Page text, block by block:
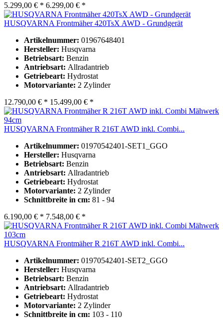
5.299,00 € * 6.299,00 € *
HUSQVARNA Frontmäher 420TsX AWD - Grundgerät
Artikelnummer: 01967648401
Hersteller: Husqvarna
Betriebsart: Benzin
Antriebsart: Allradantrieb
Getriebeart: Hydrostat
Motorvariante: 2 Zylinder
12.790,00 € * 15.499,00 € *
HUSQVARNA Frontmäher R 216T AWD inkl. Combi...
Artikelnummer: 01970542401-SET1_GGO
Hersteller: Husqvarna
Betriebsart: Benzin
Antriebsart: Allradantrieb
Getriebeart: Hydrostat
Motorvariante: 2 Zylinder
Schnittbreite in cm: 81 - 94
6.190,00 € * 7.548,00 € *
HUSQVARNA Frontmäher R 216T AWD inkl. Combi...
Artikelnummer: 01970542401-SET2_GGO
Hersteller: Husqvarna
Betriebsart: Benzin
Antriebsart: Allradantrieb
Getriebeart: Hydrostat
Motorvariante: 2 Zylinder
Schnittbreite in cm: 103 - 110